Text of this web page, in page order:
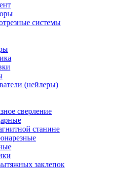
системы
(нейлеры)
сверление
станине
заклепок